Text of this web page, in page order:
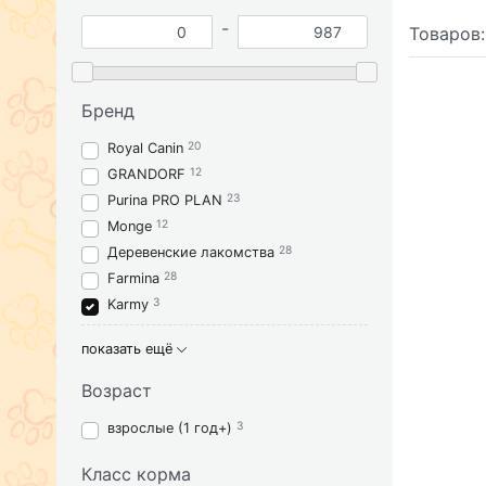
-
Бренд
Royal Canin 20
GRANDORF 12
Purina PRO PLAN 23
Monge 12
Деревенские лакомства 28
Farmina 28
Karmy 3
показать ещё
Возраст
взрослые (1 год+) 3
Класс корма